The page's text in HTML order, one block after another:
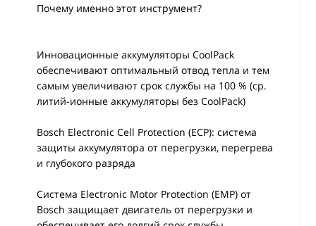
Почему именно этот инструмент?
Инновационные аккумуляторы CoolPack
обеспечивают оптимальный отвод тепла и тем
самым увеличивают срок службы на 100 % (ср.
литий-ионные аккумуляторы без CoolPack)
Bosch Electronic Cell Protection (ECP): система
защиты аккумулятора от перегрузки, перегрева
и глубокого разряда
Система Electronic Motor Protection (EMP) от
Bosch защищает двигатель от перегрузки и